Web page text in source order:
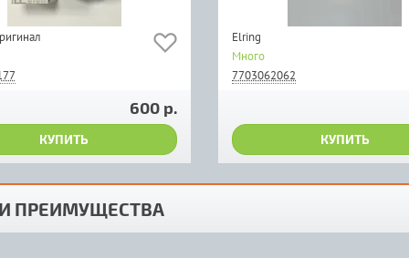
600 р.
КУПИТЬ
Elring
Много
7703062062
КУПИТЬ
ПРЕИМУЩЕСТВА